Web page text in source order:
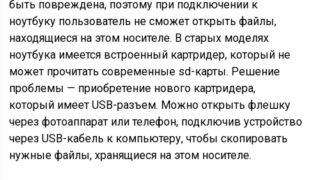
быть повреждена, поэтому при подключении к
ноутбуку пользователь не сможет открыть файлы,
находящиеся на этом носителе. В старых моделях
ноутбука имеется встроенный картридер, который не
может прочитать современные sd-карты. Решение
проблемы — приобретение нового картридера,
который имеет USB-разъем. Можно открыть флешку
через фотоаппарат или телефон, подключив устройство
через USB-кабель к компьютеру, чтобы скопировать
нужные файлы, хранящиеся на этом носителе.